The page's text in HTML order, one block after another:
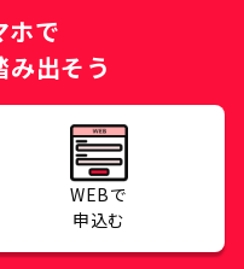
ホで
み出そう
WEBで
申込む